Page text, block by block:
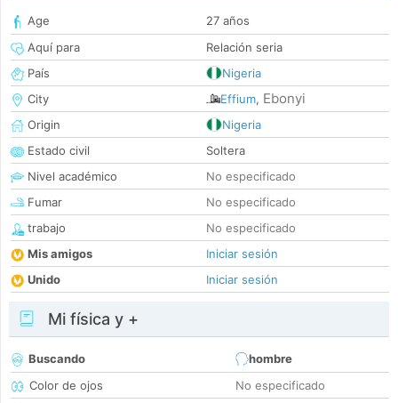
Age
27 años
Aquí para
Relación seria
País
Nigeria
City
Effium, Ebonyi
Origin
Nigeria
Estado civil
Soltera
Nivel académico
No especificado
Fumar
No especificado
trabajo
No especificado
Mis amigos
Iniciar sesión
Unido
Iniciar sesión
Mi física y +
Buscando
hombre
Color de ojos
No especificado